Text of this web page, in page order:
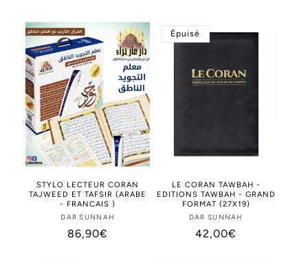
STYLO LECTEUR CORAN
TAJWEED ET TAFSIR (ARABE
- FRANCAIS )
Distributeur :
DAR SUNNAH
Prix
86,90€
Épuisé
LE CORAN TAWBAH -
EDITIONS TAWBAH - GRAND
FORMAT (27X19)
Distributeur :
DAR SUNNAH
Prix
42,00€